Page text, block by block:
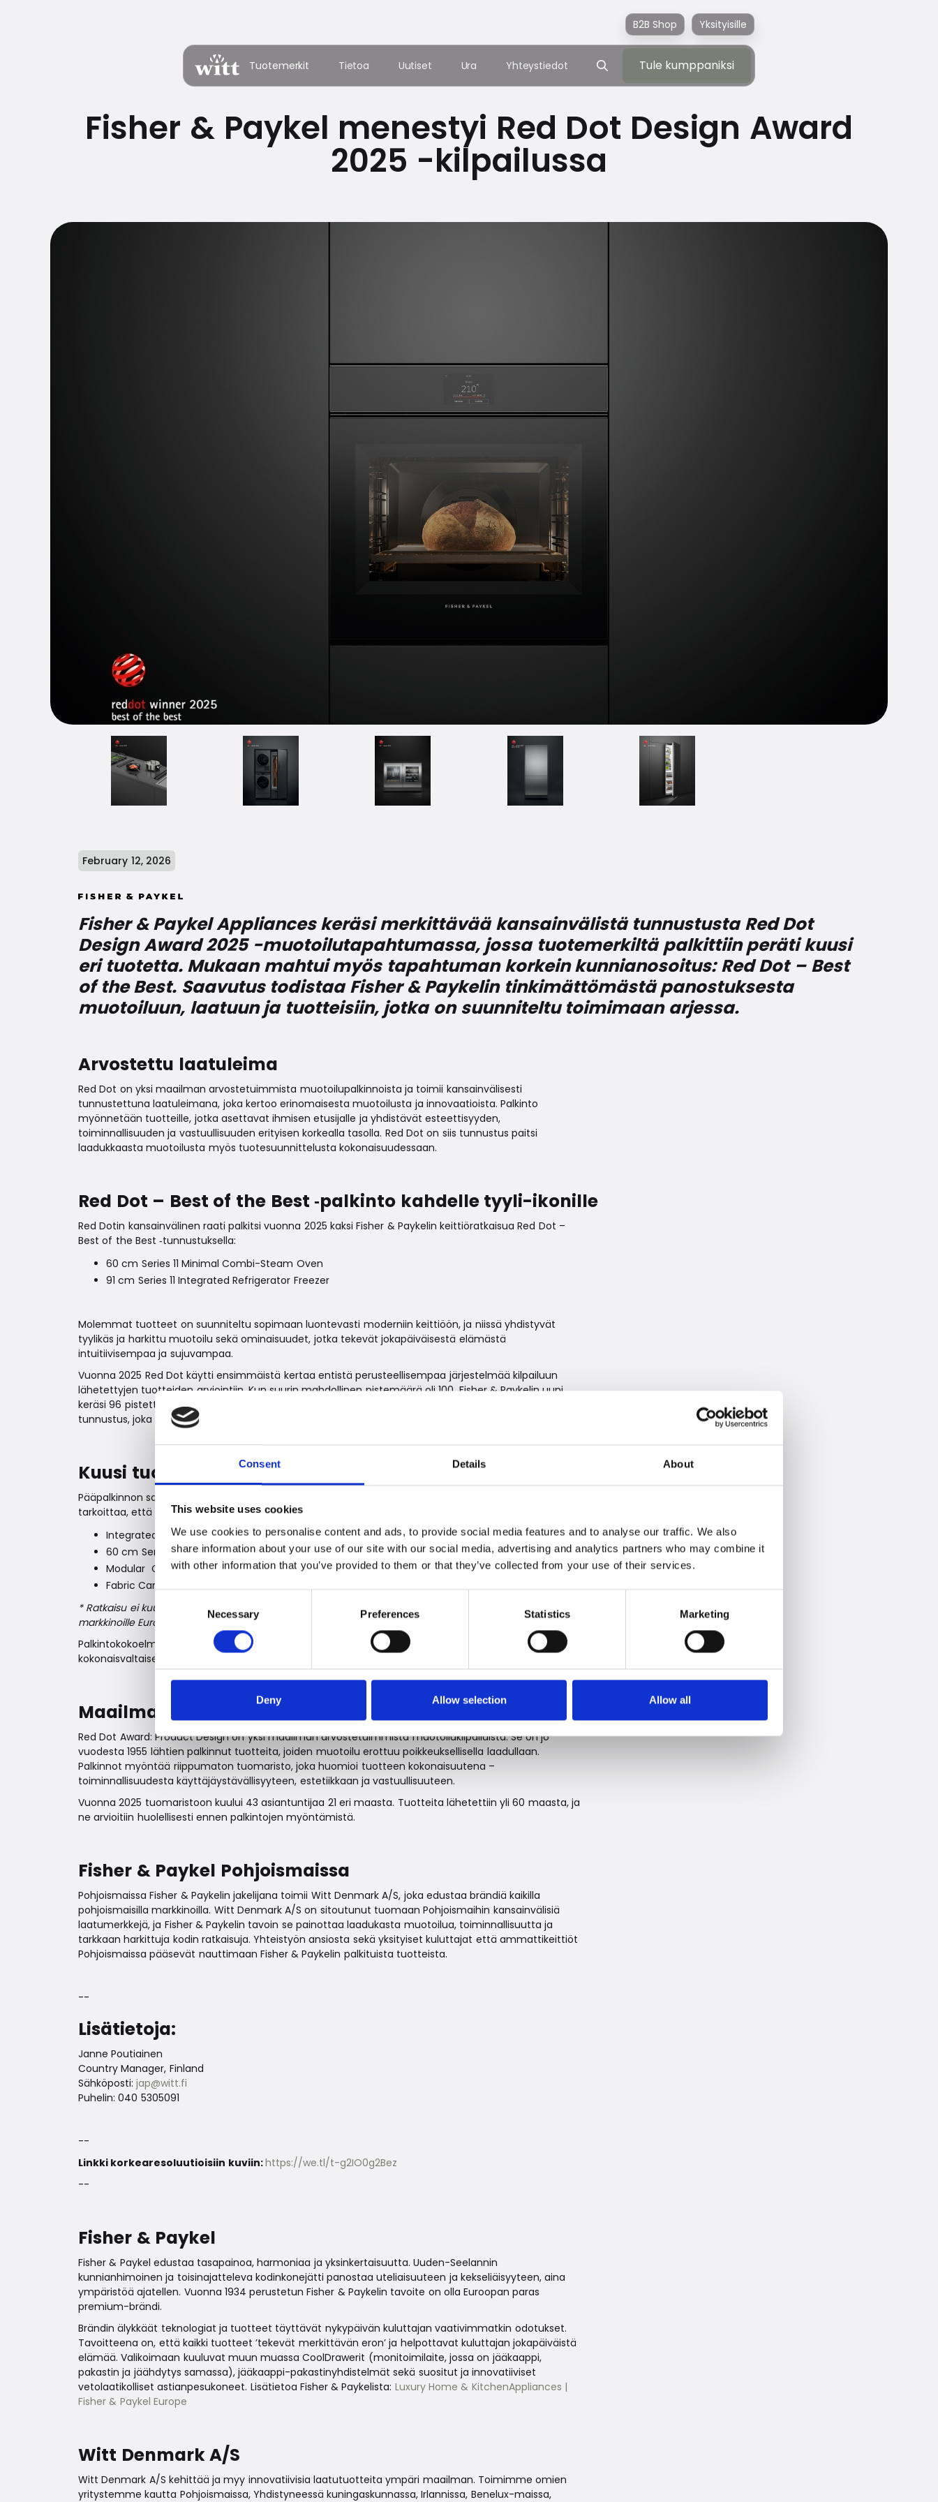
Consent Details About
This website uses cookies
We use cookies to personalise content and ads, to provide social media features and to analyse our traffic. We also
share information about your use of our site with our social media, advertising and analytics partners who may combine it
with other information that you’ve provided to them or that they’ve collected from your use of their services.
Selection
Necessary Preferences Statistics Marketing
Deny Allow selection Allow all
B2B Shop Yksityisille
Tuotemerkit Tietoa Uutiset Ura Yhteystiedot
Tule kumppaniksi
Fisher & Paykel menestyi Red Dot Design Award
2025 -kilpailussa
February 12, 2026
Fisher & Paykel Appliances keräsi merkittävää kansainvälistä tunnustusta Red Dot
Design Award 2025 -muotoilutapahtumassa, jossa tuotemerkiltä palkittiin peräti kuusi
eri tuotetta. Mukaan mahtui myös tapahtuman korkein kunnianosoitus: Red Dot – Best
of the Best. Saavutus todistaa Fisher & Paykelin tinkimättömästä panostuksesta
muotoiluun, laatuun ja tuotteisiin, jotka on suunniteltu toimimaan arjessa.
Arvostettu laatuleima
Red Dot on yksi maailman arvostetuimmista muotoilupalkinnoista ja toimii kansainvälisesti
tunnustettuna laatuleimana, joka kertoo erinomaisesta muotoilusta ja innovaatioista. Palkinto
myönnetään tuotteille, jotka asettavat ihmisen etusijalle ja yhdistävät esteettisyyden,
toiminnallisuuden ja vastuullisuuden erityisen korkealla tasolla. Red Dot on siis tunnustus paitsi
laadukkaasta muotoilusta myös tuotesuunnittelusta kokonaisuudessaan.
Red Dot – Best of the Best ‑palkinto kahdelle tyyli-ikonille
Red Dotin kansainvälinen raati palkitsi vuonna 2025 kaksi Fisher & Paykelin keittiöratkaisua Red Dot –
Best of the Best ‑tunnustuksella:
60 cm Series 11 Minimal Combi-Steam Oven
91 cm Series 11 Integrated Refrigerator Freezer
Molemmat tuotteet on suunniteltu sopimaan luontevasti moderniin keittiöön, ja niissä yhdistyvät
tyylikäs ja harkittu muotoilu sekä ominaisuudet, jotka tekevät jokapäiväisestä elämästä
intuitiivisempaa ja sujuvampaa.
Vuonna 2025 Red Dot käytti ensimmäistä kertaa entistä perusteellisempaa järjestelmää kilpailuun
lähetettyjen tuotteiden arviointiin. Kun suurin mahdollinen pistemäärä oli 100, Fisher & Paykelin uuni
keräsi 96 pistettä ja jääkaappi-pakastin täydet 100 pistettä. Kyseessä on harvinainen jamerkittävä
tunnustus, joka kertoo tuotteiden korkeasta muotoilu- ja laatutasosta.
Kuusi tuotetta, kuusi palkintoa
Pääpalkinnon saaneiden lisäksi tapahtumassa palkittiin neljä muutakin Fisher & Paykel ‑tuotetta, mikä
tarkoittaa, että kaikki ehdolle asetetut tuotteet saivat palkinnon. Muut palkitut tuotteet olivat:
Integrated Wine Cabinet & Beverage Centre
60 cm Series 9 Integrated Triple Zone Refrigerator
Modular Cooktop System
Fabric Care Solution – 60 cm Fabric Care Cabinet, Heat Pump Dryer and Front Load Washer*
* Ratkaisu ei kuulu tällä hetkellä Pohjoismaiden valikoimaan. Sen odotetaan tulevan myöhemmin
markkinoille Euroopassa.
Palkintokokoelma todistaa Fisher & Paykelin olevan tuotemerkki, joka toimii johdonmukaisesti ja
kokonaisvaltaisesti – keittiössä, kotona ja arjessa.
Maailmanlaajuisesti arvostettu palkinto
Red Dot Award: Product Design on yksi maailman arvostetuimmista muotoilukilpailuista. Se on jo
vuodesta 1955 lähtien palkinnut tuotteita, joiden muotoilu erottuu poikkeuksellisella laadullaan.
Palkinnot myöntää riippumaton tuomaristo, joka huomioi tuotteen kokonaisuutena –
toiminnallisuudesta käyttäjäystävällisyyteen, estetiikkaan ja vastuullisuuteen.
Vuonna 2025 tuomaristoon kuului 43 asiantuntijaa 21 eri maasta. Tuotteita lähetettiin yli 60 maasta, ja
ne arvioitiin huolellisesti ennen palkintojen myöntämistä.
Fisher & Paykel Pohjoismaissa
Pohjoismaissa Fisher & Paykelin jakelijana toimii Witt Denmark A/S, joka edustaa brändiä kaikilla
pohjoismaisilla markkinoilla. Witt Denmark A/S on sitoutunut tuomaan Pohjoismaihin kansainvälisiä
laatumerkkejä, ja Fisher & Paykelin tavoin se painottaa laadukasta muotoilua, toiminnallisuutta ja
tarkkaan harkittuja kodin ratkaisuja. Yhteistyön ansiosta sekä yksityiset kuluttajat että ammattikeittiöt
Pohjoismaissa pääsevät nauttimaan Fisher & Paykelin palkituista tuotteista.
--
Lisätietoja:
Janne Poutiainen
Country Manager, Finland
Sähköposti:jap@witt.fi
Puhelin: 040 5305091
--
Linkki korkearesoluutioisiin kuviin:https://we.tl/t-g2IO0g2Bez
--
Fisher & Paykel
Fisher & Paykel edustaa tasapainoa, harmoniaa ja yksinkertaisuutta. Uuden-Seelannin
kunnianhimoinen ja toisinajatteleva kodinkonejätti panostaa uteliaisuuteen ja kekseliäisyyteen, aina
ympäristöä ajatellen. Vuonna 1934 perustetun Fisher & Paykelin tavoite on olla Euroopan paras
premium-brändi.
Brändin älykkäät teknologiat ja tuotteet täyttävät nykypäivän kuluttajan vaativimmatkin odotukset.
Tavoitteena on, että kaikki tuotteet ’tekevät merkittävän eron’ ja helpottavat kuluttajan jokapäiväistä
elämää. Valikoimaan kuuluvat muun muassa CoolDrawerit (monitoimilaite, jossa on jääkaappi,
pakastin ja jäähdytys samassa), jääkaappi-pakastinyhdistelmät sekä suositut ja innovatiiviset
vetolaatikolliset astianpesukoneet. Lisätietoa Fisher & Paykelista: Luxury Home & KitchenAppliances |
Fisher & Paykel Europe
Witt Denmark A/S
Witt Denmark A/S kehittää ja myy innovatiivisia laatutuotteita ympäri maailman. Toimimme omien
yritystemme kautta Pohjoismaissa, Yhdistyneessä kuningaskunnassa, Irlannissa, Benelux-maissa,